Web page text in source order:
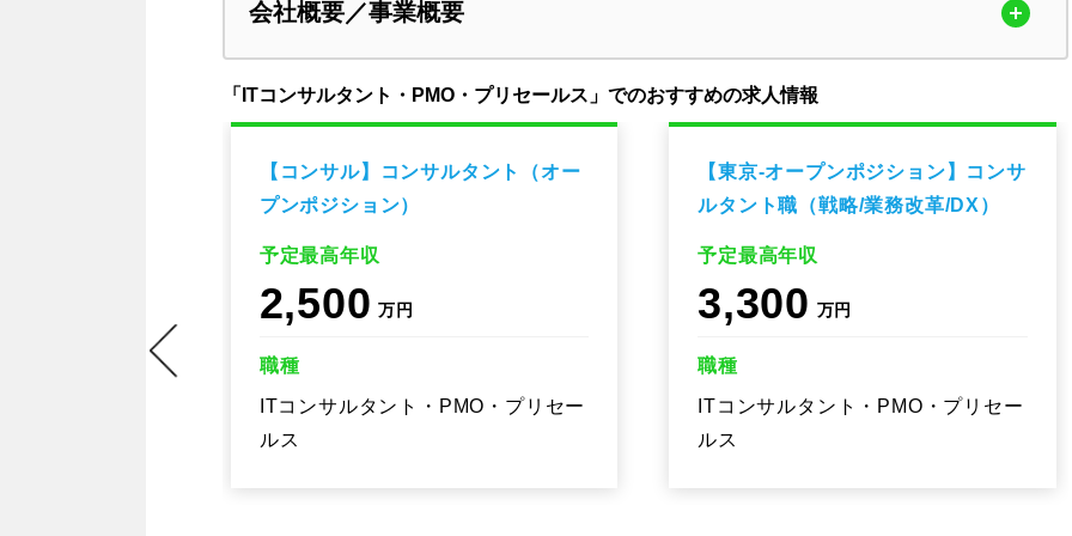
会社概要／事業概要
「ITコンサルタント・PMO・プリセールス」でのおすすめの求人情報
【コンサル】コンサルタント（オー
プンポジション）
予定最高年収
2,500 万円
職種
ITコンサルタント・PMO・プリセー
ルス
【東京‐オープンポジション】コンサ
ルタント職（戦略/業務改革/DX）
予定最高年収
3,300 万円
職種
ITコンサルタント・PMO・プリセー
ルス